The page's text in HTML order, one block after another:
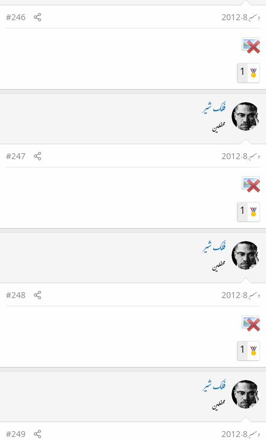
دسمبر 8، 2012
#246
1
فلک شیر
محفلین
دسمبر 8، 2012
#247
1
فلک شیر
محفلین
دسمبر 8، 2012
#248
1
فلک شیر
محفلین
دسمبر 8، 2012
#249